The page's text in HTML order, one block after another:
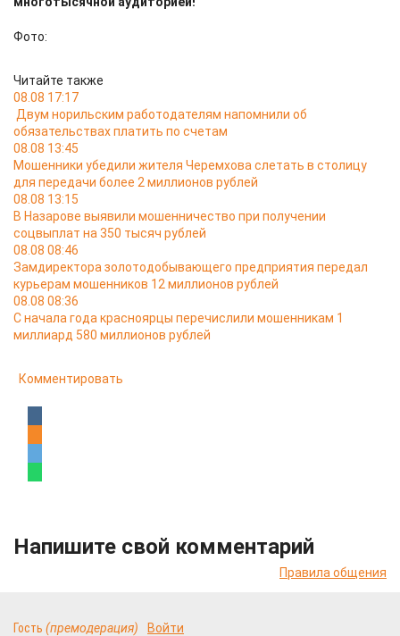
Фото:
Читайте также
08.08 17:17
Двум норильским работодателям напомнили об
обязательствах платить по счетам
08.08 13:45
Мошенники убедили жителя Черемхова слетать в столицу
для передачи более 2 миллионов рублей
08.08 13:15
В Назарове выявили мошенничество при получении
соцвыплат на 350 тысяч рублей
08.08 08:46
Замдиректора золотодобывающего предприятия передал
курьерам мошенников 12 миллионов рублей
08.08 08:36
С начала года красноярцы перечислили мошенникам 1
миллиард 580 миллионов рублей
Комментировать
Напишите свой комментарий
Правила общения
Гость (премодерация) Войти